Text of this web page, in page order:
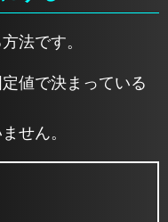
法です。
値で決まっている
せん。